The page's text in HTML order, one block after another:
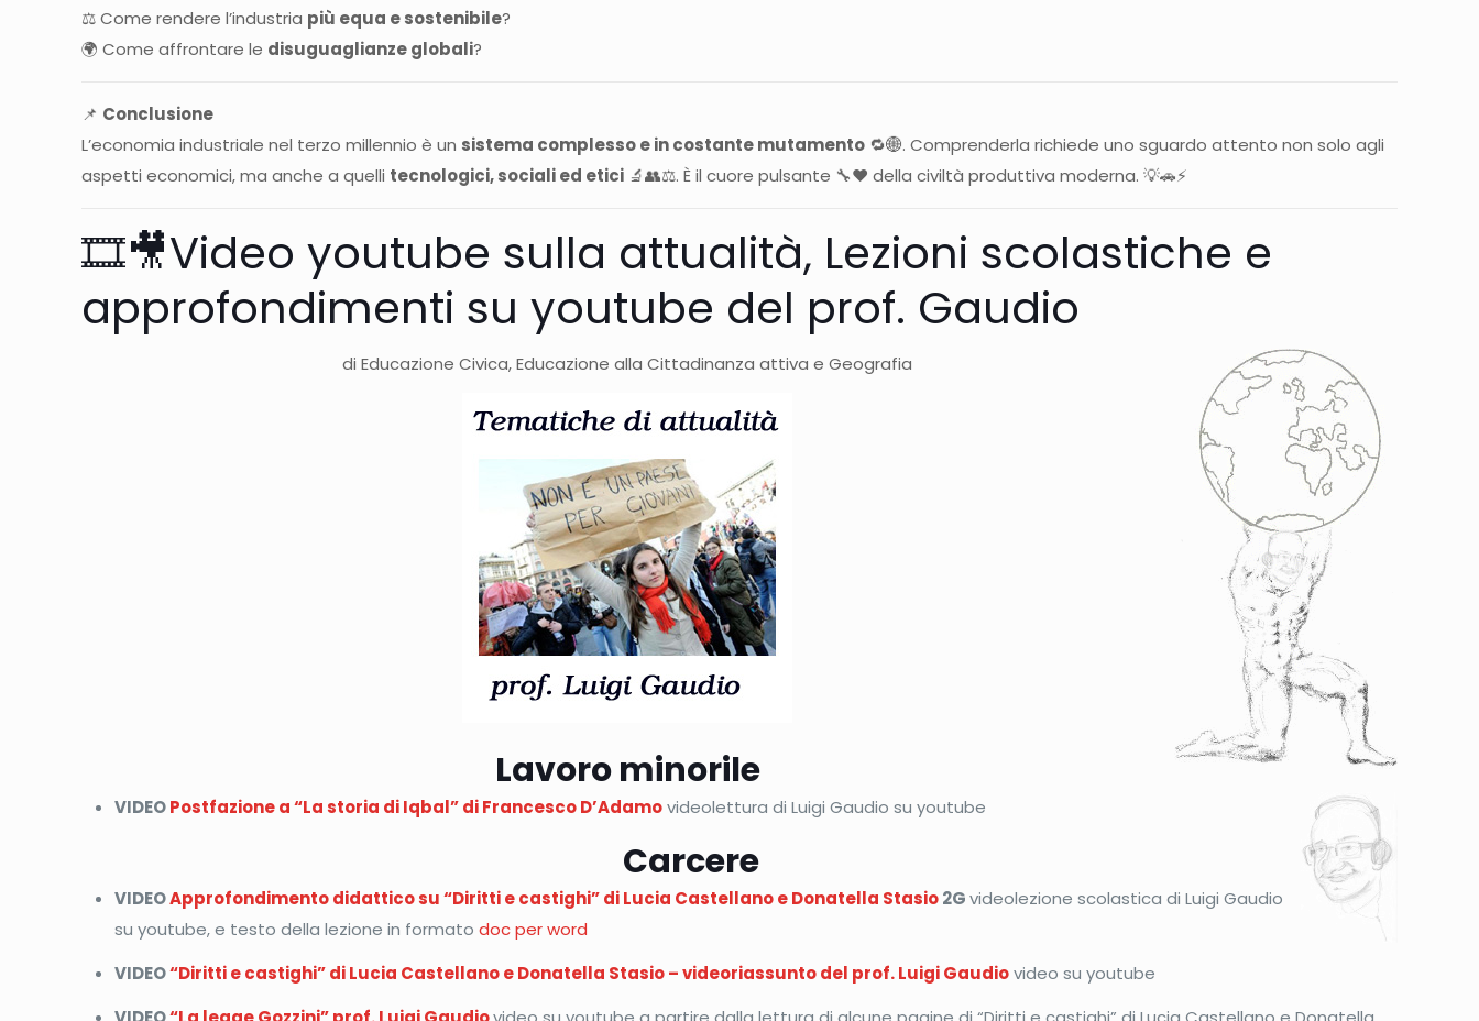
⚖️ Come rendere l’industria più equa e sostenibile?
🌍 Come affrontare le disuguaglianze globali?
📌 Conclusione
L’economia industriale nel terzo millennio è un sistema complesso e in costante mutamento 🔁🌐. Comprenderla richiede uno sguardo attento non solo agli
aspetti economici, ma anche a quelli tecnologici, sociali ed etici 🔬👥⚖️. È il cuore pulsante 🔧❤️ della civiltà produttiva moderna. 💡🚗⚡
🎞️🎥​Video youtube sulla attualità, Lezioni scolastiche e
approfondimenti su youtube del prof. Gaudio
di Educazione Civica, Educazione alla Cittadinanza attiva e Geografia
Lavoro minorile
VIDEOPostfazione a “La storia di Iqbal” di Francesco D’Adamovideolettura di Luigi Gaudio su youtube
Carcere
VIDEOApprofondimento didattico su “Diritti e castighi” di Lucia Castellano e Donatella Stasio2Gvideolezione scolastica di Luigi Gaudio
su youtube, e testo della lezione in formatodoc per word
VIDEO“Diritti e castighi” di Lucia Castellano e Donatella Stasio – videoriassunto del prof. Luigi Gaudiovideo su youtube